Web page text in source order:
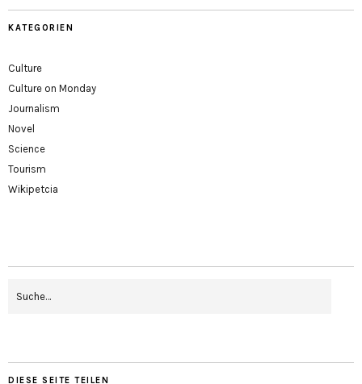
KATEGORIEN
Culture
Culture on Monday
Journalism
Novel
Science
Tourism
Wikipetcia
DIESE SEITE TEILEN